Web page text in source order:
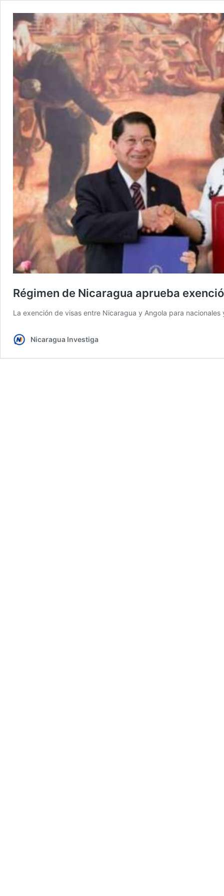
Régimen de Nicaragua aprueba
La exención de visas entre Nicaragua y Angola para
Nicaragua Investiga